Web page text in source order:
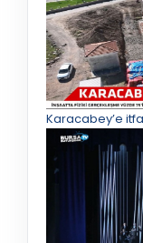
Karacabey’e